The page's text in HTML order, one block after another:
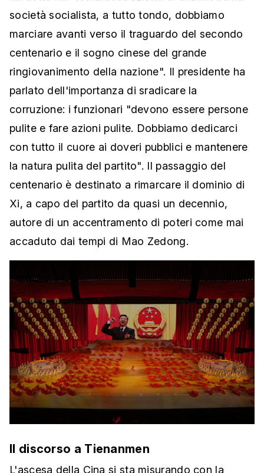
società socialista, a tutto tondo, dobbiamo
marciare avanti verso il traguardo del secondo
centenario e il sogno cinese del grande
ringiovanimento della nazione". Il presidente ha
parlato dell'importanza di sradicare la
corruzione: i funzionari "devono essere persone
pulite e fare azioni pulite. Dobbiamo dedicarci
con tutto il cuore ai doveri pubblici e mantenere
la natura pulita del partito". Il passaggio del
centenario è destinato a rimarcare il dominio di
Xi, a capo del partito da quasi un decennio,
autore di un accentramento di poteri come mai
accaduto dai tempi di Mao Zedong.
Il discorso a Tienanmen
L'ascesa della Cina si sta misurando con la